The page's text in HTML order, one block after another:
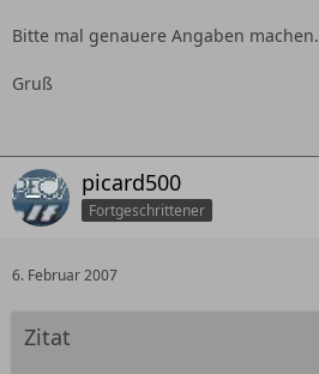
Bitte mal genauere Angaben machen.
Gruß
picard500
Fortgeschrittener
6. Februar 2007
Zitat